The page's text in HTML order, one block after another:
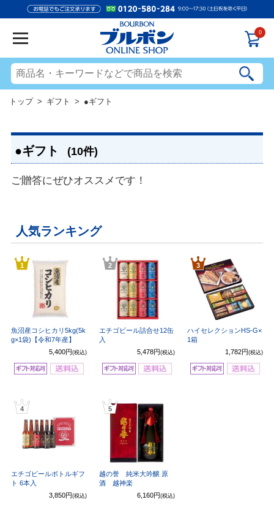
0
トップ> ギフト > ●ギフト
●ギフト (10件)
ご贈答にぜひオススメです！
人気ランキング
1
魚沼産コシヒカリ5kg(5k
g×1袋)【令和7年産】
5,400円 (税込)
2
エチゴビール詰合せ12缶
入
5,478円 (税込)
3
ハイセレクションHS-G×
1箱
1,782円(税込)
4
エチゴビールボトルギフ
ト 6本入
3,850円 (税込)
5
越の誉 純米大吟醸 原
酒 越神楽
6,160円 (税込)